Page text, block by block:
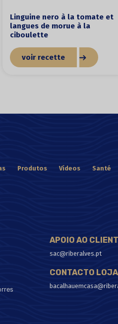
Linguine nero à la tomate et
langues de morue à la
ciboulette
voir recette
Produtos Vídeos Santé
APOIO AO
sac@riberalves.pt
CONTACTO